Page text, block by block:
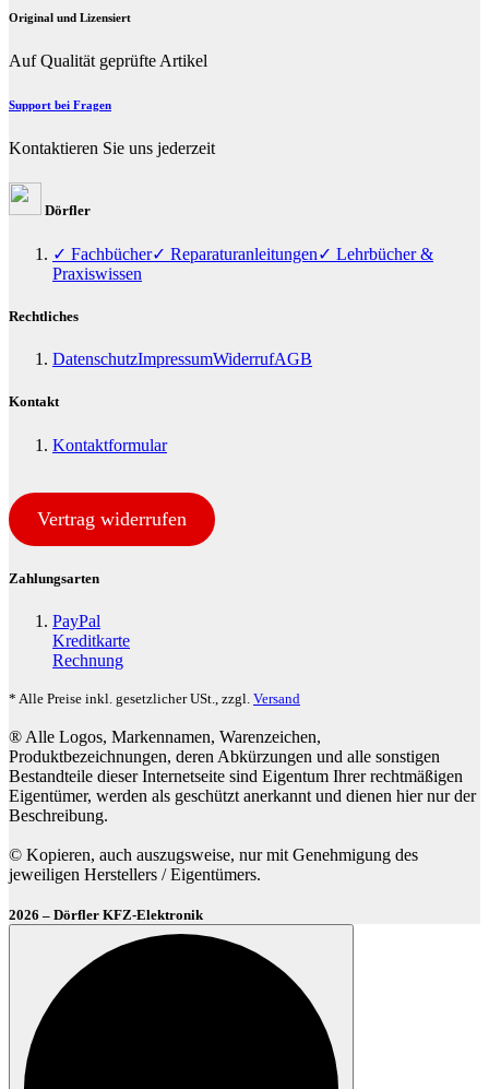
Original und Lizensiert
Auf Qualität geprüfte Artikel
Support bei Fragen
Kontaktieren Sie uns jederzeit
Dörfler
✓ Fachbücher✓ Reparaturanleitungen✓ Lehrbücher &
Praxiswissen
Rechtliches
DatenschutzImpressumWiderrufAGB
Kontakt
Kontaktformular
Vertrag widerrufen
Zahlungsarten
PayPal
Kreditkarte
Rechnung
* Alle Preise inkl. gesetzlicher USt., zzgl. Versand
® Alle Logos, Markennamen, Warenzeichen,
Produktbezeichnungen, deren Abkürzungen und alle sonstigen
Bestandteile dieser Internetseite sind Eigentum Ihrer rechtmäßigen
Eigentümer, werden als geschützt anerkannt und dienen hier nur der
Beschreibung.
© Kopieren, auch auszugsweise, nur mit Genehmigung des
jeweiligen Herstellers / Eigentümers.
2026 – Dörfler KFZ-Elektronik